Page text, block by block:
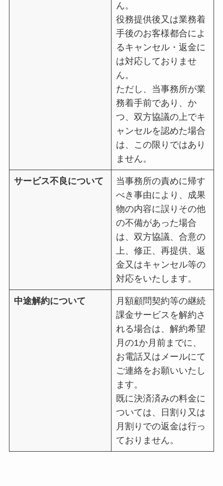
ん。
役務提供後又は業務着
手後のお客様都合によ
るキャンセル・返金に
は対応しておりませ
ん。
ただし、当事務所が業
務着手前であり、か
つ、双方協議の上でキ
ャンセルを認めた場合
は、この限りではあり
ません。
サービス不良について
当事務所の責めに帰す
べき事由により、成果
物の内容に誤りその他
の不備があった場合
は、双方協議、合意の
上、修正、再提供、返
金又はキャンセル等の
対応をいたします。
中途解約について
月額顧問契約等の継続
課金サービスを解約さ
れる場合は、解約希望
月の1か月前までに、
お電話又はメールにて
ご連絡をお願いいたし
ます。
既に決済済みの料金に
ついては、日割り又は
月割りでの返金は行っ
ておりません。